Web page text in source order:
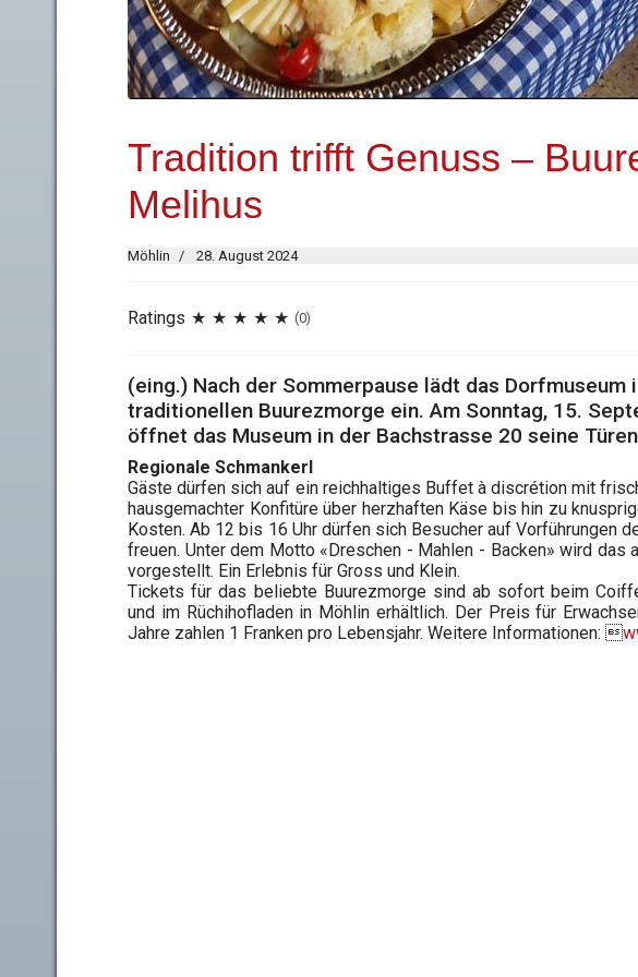
Tradition trifft Genuss –
Melihus
Möhlin 28. August 2024
Ratings (0)
(eing.) Nach der Sommerpause lädt das
traditionellen Buure­zmorge ein. Am Sonntag, 15.
öffnet das Museum in der Bachstrasse 20 seine
Regionale Schmankerl
Gäste dürfen sich auf ein reichhaltiges Buffet à discrétion mit
hausgemachter Konfitüre über herzhaften Käse bis hin zu
Kosten. Ab 12 bis 16 Uhr dürfen sich Besucher auf Vorführungen
freuen. Unter dem Motto «Dreschen - Mahlen - Backen» wird das
vorgestellt. Ein Erlebnis für Gross und Klein.
Tickets für das beliebte Buurezmorge sind ab sofort beim
und im Rüchihofladen in Möhlin erhältlich. Der Preis für
Jahre zahlen 1 Franken pro Lebensjahr. Weitere Informationen: 